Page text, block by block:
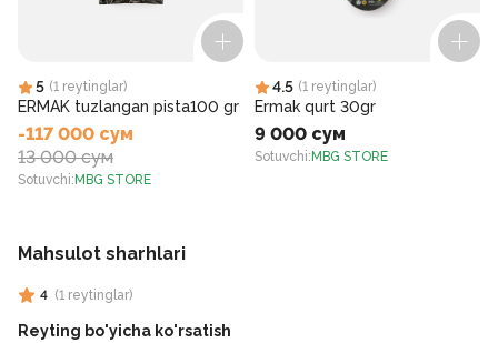
5 (1 reytinglar)
ERMAK tuzlangan pista100 gr
-117 000 сум
13 000 сум
Sotuvchi: MBG STORE
4.5 (1 reytinglar)
Ermak qurt 30gr
9 000 сум
Sotuvchi: MBG STORE
Mahsulot sharhlari
4 (1 reytinglar)
Reyting bo'yicha ko'rsatish